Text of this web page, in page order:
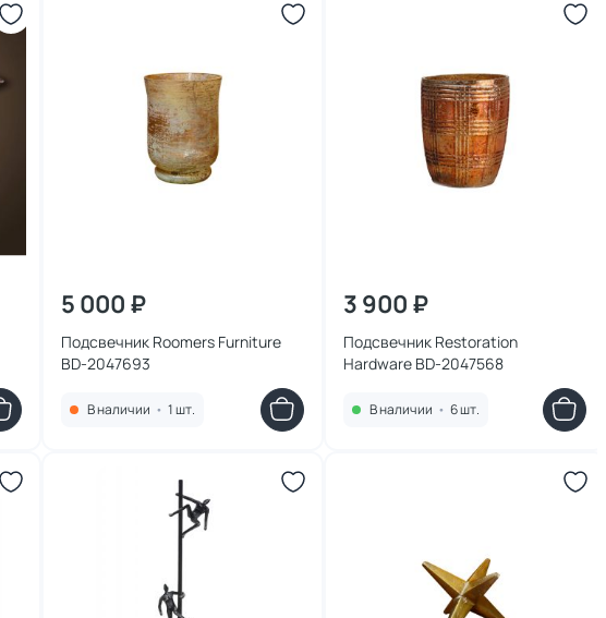
5 000 ₽
Подсвечник Roomers Furniture
BD-2047693
В наличии • 1 шт.
3 900 ₽
Подсвечник Restoration
Hardware BD-2047568
В наличии • 6 шт.